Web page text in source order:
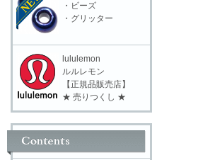
・ビーズ
・グリッター
lululemon
ルルレモン
【正規品販売店】
★ 売りつくし ★